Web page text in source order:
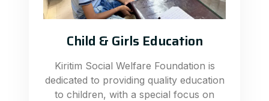
Child & Girls Education
Kiritim Social Welfare Foundation is
dedicated to providing quality education
to children, with a special focus on